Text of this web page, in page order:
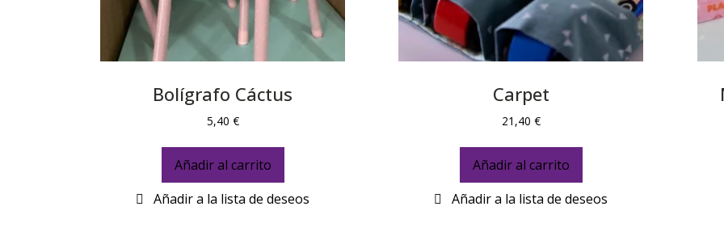
Bolígrafo Cáctus
5,40 €
Añadir al carrito
Carpet
21,40 €
Añadir al carrito